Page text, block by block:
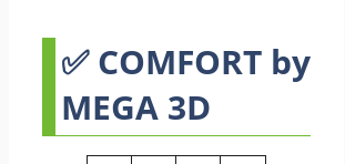
✅ COMFORT by
MEGA 3D